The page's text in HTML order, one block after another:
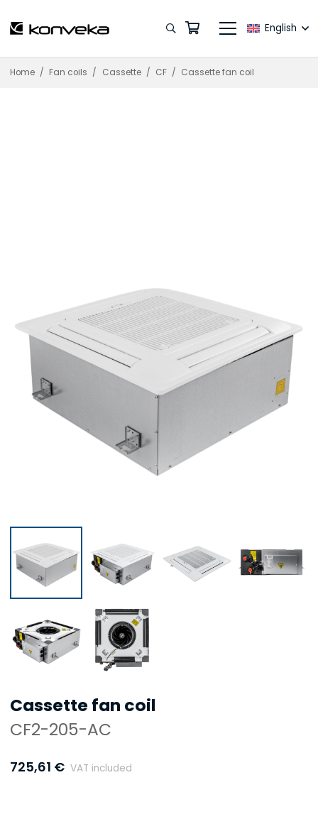
English
Home / Fan coils / Cassette / CF / Cassette fan coil
Cassette fan coil
CF2-205-AC
725,61 € VAT included